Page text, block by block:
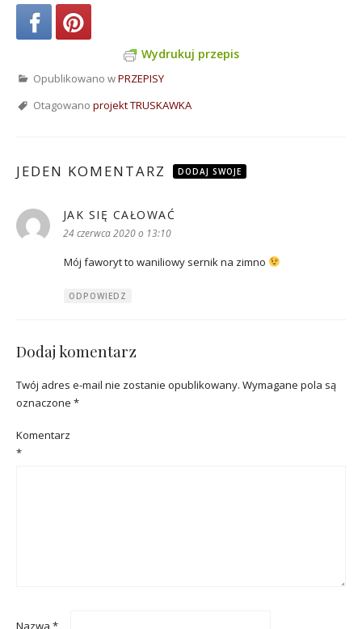
Wydrukuj przepis
Opublikowano wPRZEPISY
Otagowano projekt TRUSKAWKA
JEDEN KOMENTARZ DODAJ SWOJE
JAK SIĘ CAŁOWAĆ
24 czerwca 2020 o 13:10
Mój faworyt to waniliowy sernik na zimno
ODPOWIEDZ
Dodaj komentarz
Twój adres e-mail nie zostanie opublikowany. Wymagane pola są
oznaczone *
Komentarz
*
Nazwa *